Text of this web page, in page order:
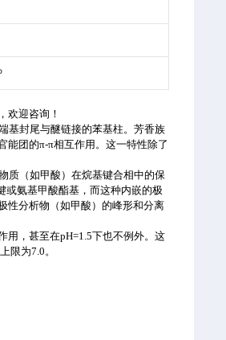
欢迎咨询！
基封尾与醚链接的苯基柱。芳香族
能团的π-π相互作用。这一特性除了
质（如甲酸）在烷基键合相中的保
或氨基甲酸酯基，而这种内嵌的极
性分析物（如甲酸）的峰形和分离
用，甚至在pH=1.5下也不例外。这
限为7.0。